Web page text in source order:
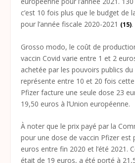
c’est 10 fois plus que le budget de
pour l’année fiscale 2020-2021 (15).
Grosso modo, le coût de
vaccin Covid varie entre 1 et 2
achetée par les pouvoirs publics
représente entre 10 et 20 fois
Pfizer facture une seule dose 23
19,50 euros à l’Union européenne.
À noter que le prix payé par la
pour une dose de vaccin Pfizer est
euros entre fin 2020 et l’été 2021.
était de 19 euros, a été porté à